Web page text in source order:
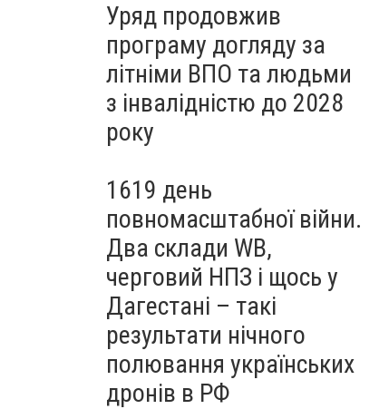
Уряд продовжив
програму догляду за
літніми ВПО та людьми
з інвалідністю до 2028
року
1619 день
повномасштабної війни.
Два склади WB,
черговий НПЗ і щось у
Дагестані – такі
результати нічного
полювання українських
дронів в РФ